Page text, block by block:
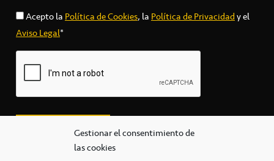
Gestionar el consentimiento de
las cookies
Acepto laPolítica de Cookies, laPolítica de Privacidady el
Aviso Legal*